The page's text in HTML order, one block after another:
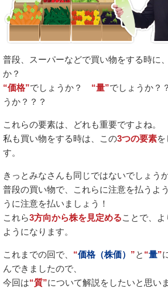
普段、スーパーなどで買い物をする時に
か？
“価格”でしょうか？ “量”でしょうか？
うか？？？
これらの要素は、どれも重要ですよね。
私も買い物をする時は、この3つの要素
す。
きっとみなさんも同じではないでしょう
普段の買い物で、これらに注意を払うよ
うに注意を払いましょう！
これら3方向から株を見定めることで、
ようになります。
これまでの回で、 “価格（株価） ”と “量”
んできましたので、
今回は“質”について解説をしたいと思い